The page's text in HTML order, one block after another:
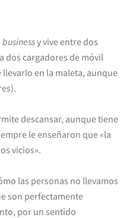
businessy vive entre dos
dos cargadores de móvil
en la maleta, aunque
descansar, aunque tiene
le enseñaron que «la
vicios».
las personas no llevamos
son perfectamente
por un sentido